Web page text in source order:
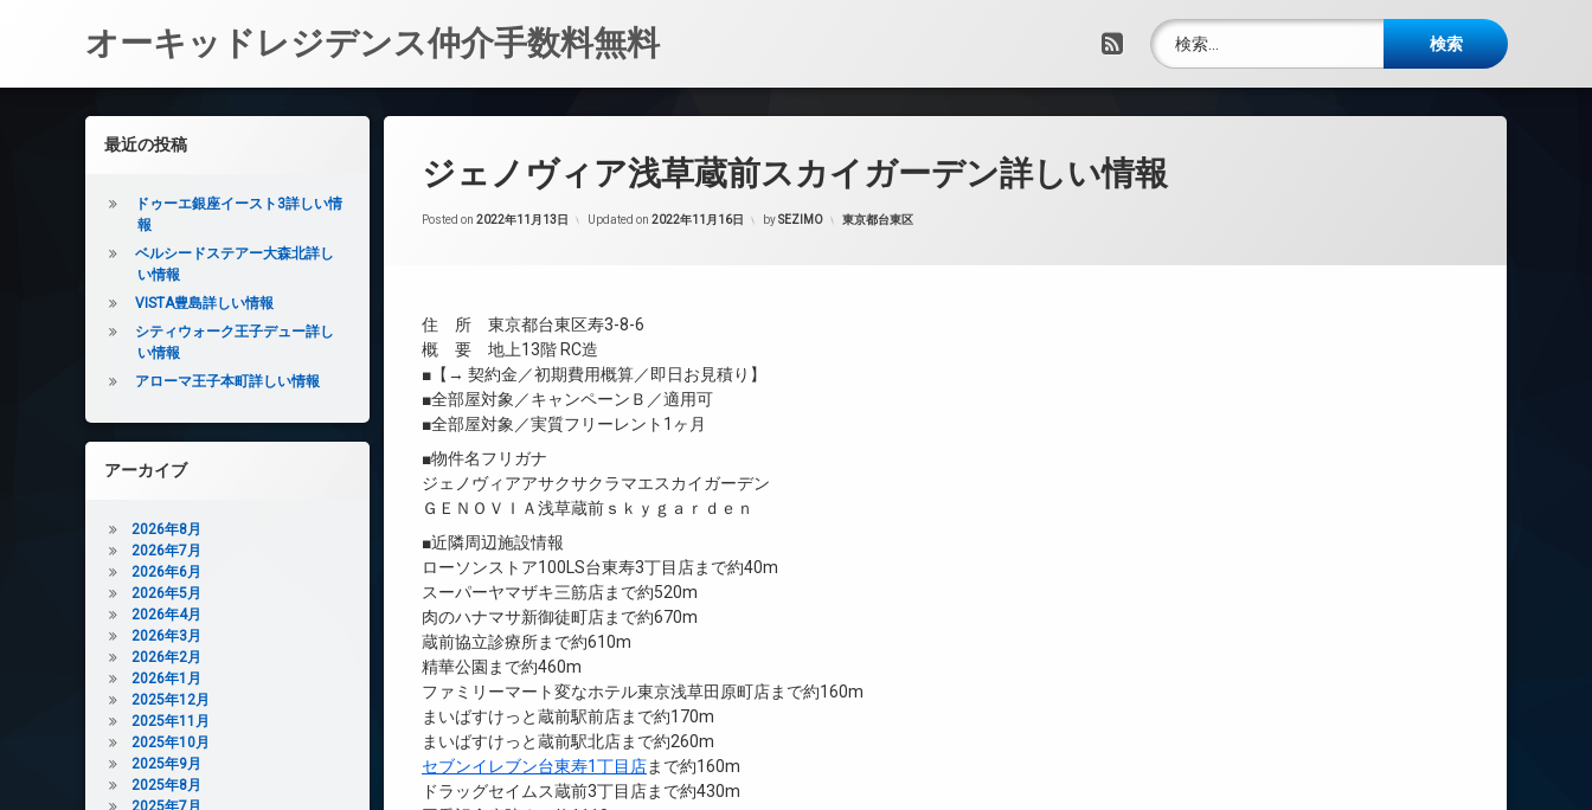
オーキッドレジデンス仲介手数料無料 RSS
検索:
ジェノヴィア浅草蔵前スカイガーデン詳しい情報
Posted on 2022年11月13日 Updated on 2022年11月16日 bySEZIMO カテゴリー:
東京都台東区
住 所 東京都台東区寿3-8-6
概 要 地上13階 RC造
■【→ 契約金／初期費用概算／即日お見積り】
■全部屋対象／キャンペーンＢ／適用可
■全部屋対象／実質フリーレント1ヶ月
■物件名フリガナ
ジェノヴィアアサクサクラマエスカイガーデン
ＧＥＮＯＶＩＡ浅草蔵前ｓｋｙｇａｒｄｅｎ
■近隣周辺施設情報
ローソンストア100LS台東寿3丁目店まで約40m
スーパーヤマザキ三筋店まで約520m
肉のハナマサ新御徒町店まで約670m
蔵前協立診療所まで約610m
精華公園まで約460m
ファミリーマート変なホテル東京浅草田原町店まで約160m
まいばすけっと蔵前駅前店まで約170m
まいばすけっと蔵前駅北店まで約260m
セブンイレブン台東寿1丁目店まで約160m
ドラッグセイムス蔵前3丁目店まで約430m
左サイドバー
最近の投稿
ドゥーエ銀座イースト3詳しい情
報
ベルシードステアー大森北詳し
い情報
VISTA豊島詳しい情報
シティウォーク王子デュー詳し
い情報
アローマ王子本町詳しい情報
アーカイブ
2026年8月
2026年7月
2026年6月
2026年5月
2026年4月
2026年3月
2026年2月
2026年1月
2025年12月
2025年11月
2025年10月
2025年9月
2025年8月
2025年7月